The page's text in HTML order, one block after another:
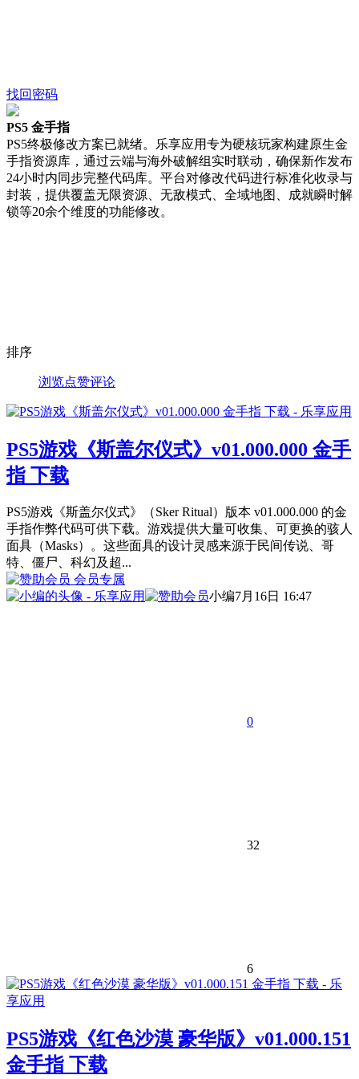
找回密码
PS5 金手指
PS5终极修改方案已就绪。乐享应用专为硬核玩家构建原生金
手指资源库，通过云端与海外破解组实时联动，确保新作发布
24小时内同步完整代码库。平台对修改代码进行标准化收录与
封装，提供覆盖无限资源、无敌模式、全域地图、成就瞬时解
锁等20余个维度的功能修改。
排序
浏览点赞评论
PS5游戏《斯盖尔仪式》v01.000.000 金手
指 下载
PS5游戏《斯盖尔仪式》（Sker Ritual）版本 v01.000.000 的金
手指作弊代码可供下载。游戏提供大量可收集、可更换的骇人
面具（Masks）。这些面具的设计灵感来源于民间传说、哥
特、僵尸、科幻及超...
会员专属
小编7月16日 16:47
0
32
6
PS5游戏《红色沙漠 豪华版》v01.000.151
金手指 下载